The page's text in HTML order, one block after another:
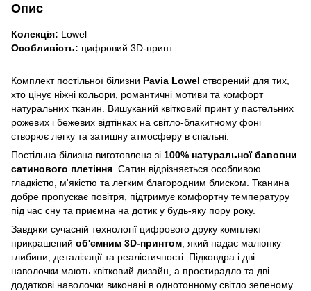
Опис
Колекція: Lowel
Особливість: цифровий 3D-принт
Комплект постільної білизни Pavia Lowel створений для тих,
хто цінує ніжні кольори, романтичні мотиви та комфорт
натуральних тканин. Вишуканий квітковий принт у пастельних
рожевих і бежевих відтінках на світло-блакитному фоні
створює легку та затишну атмосферу в спальні.
Постільна білизна виготовлена зі 100% натуральної бавовни
сатинового плетіння . Сатин відрізняється особливою
гладкістю, м'якістю та легким благородним блиском. Тканина
добре пропускає повітря, підтримує комфортну температуру
під час сну та приємна на дотик у будь-яку пору року.
Завдяки сучасній технології цифрового друку комплект
прикрашений об'ємним 3D-принтом , який надає малюнку
глибини, деталізації та реалістичності. Підковдра і дві
наволочки мають квітковий дизайн, а простирадло та дві
додаткові наволочки виконані в однотонному світло зеленому